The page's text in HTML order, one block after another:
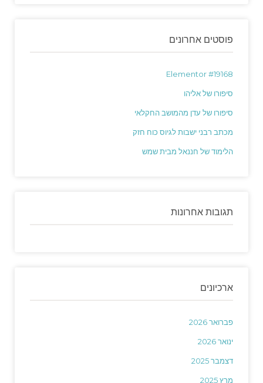
פוסטים אחרונים
Elementor #19168
סיפורו של אליהו
סיפורו של עדן מהמושב החקלאי
מכתב רבני ישבות לגיוס כוח חזק
הלימוד של חננאל מבית שמש
תגובות אחרונות
ארכיונים
פברואר 2026
ינואר 2026
דצמבר 2025
מרץ 2025